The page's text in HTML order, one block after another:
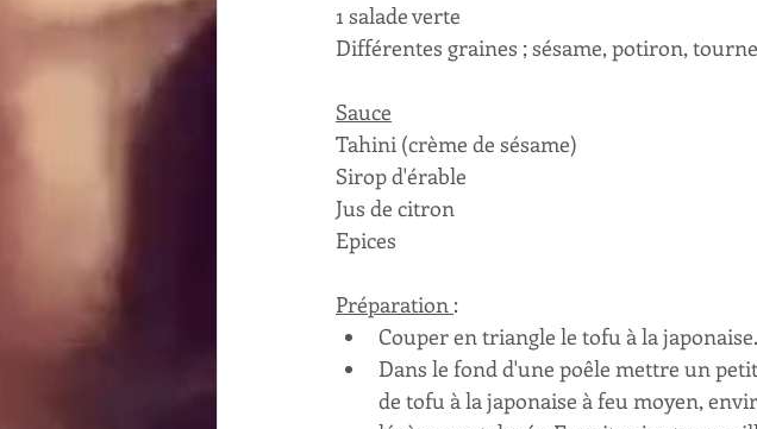
1 salade verte
Différentes graines ; sésame, potiron,
Sauce
Tahini (crème de sésame)
Sirop d'érable
Jus de citron
Epices
Préparation :
Couper en triangle le tofu à la japonaise.
Dans le fond d'une poêle mettre un
de tofu à la japonaise à feu moyen,